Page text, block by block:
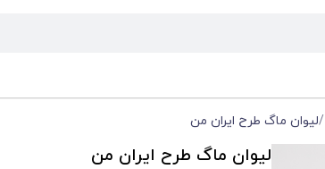
/لیوان ماگ طرح ایران من
لیوان ماگ طرح ایران من